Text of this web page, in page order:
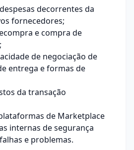
decorrentes da
fornecedores;
e compra de
de negociação de
entrega e formas de
da transação
de Marketplace
internas de segurança
e problemas.